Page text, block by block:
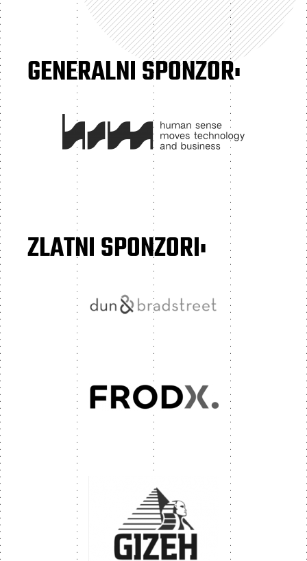
GENERALNI SPONZOR:
ZLATNI SPONZORI: